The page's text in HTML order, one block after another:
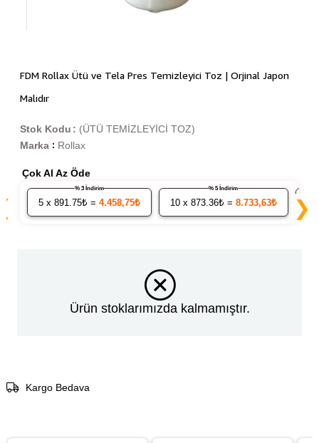
FDM Rollax Ütü ve Tela Pres Temizleyici Toz | Orjinal Japon
Malıdır
(ÜTÜ TEMİZLEYİCİ TOZ)
Stok Kodu
Marka : Rollax
Çok Al Az Öde
5x 891.75₺ = 4.458,75₺
% 3 İndirim
10x 873.36₺ = 8.733,63₺
% 5 İndirim
❯
Ürün stoklarımızda kalmamıştır.
Kargo Bedava